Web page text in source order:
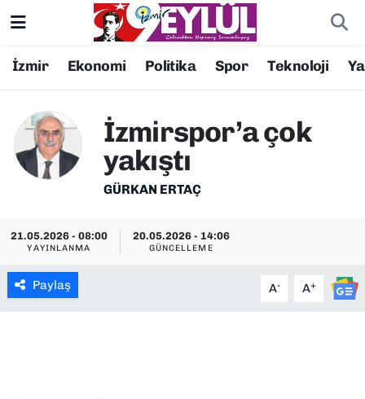
İzmir Ekonomi Politika Spor Teknoloji
İzmirspor’a çok
yakıştı
GÜRKAN ERTAÇ
21.05.2026 - 08:00
YAYINLANMA
20.05.2026 - 14:06
GÜNCELLEME
Paylaş A- A+
Resmi İlanlar
DÜNYA
EKONOMİ
KÜLTÜR SANAT
Konak Nöbetçi Eczaneler
Konak Trafik Yoğunluk Haritası
Süper Lig Puan Durumu ve Fikstür
Tüm Manşetler
Son Dakika Haberleri